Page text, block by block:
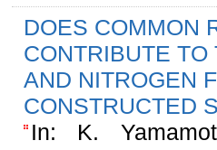
DOES COMMON
CONTRIBUTE
AND NITROGEN
CONSTRUCTED
In: K.